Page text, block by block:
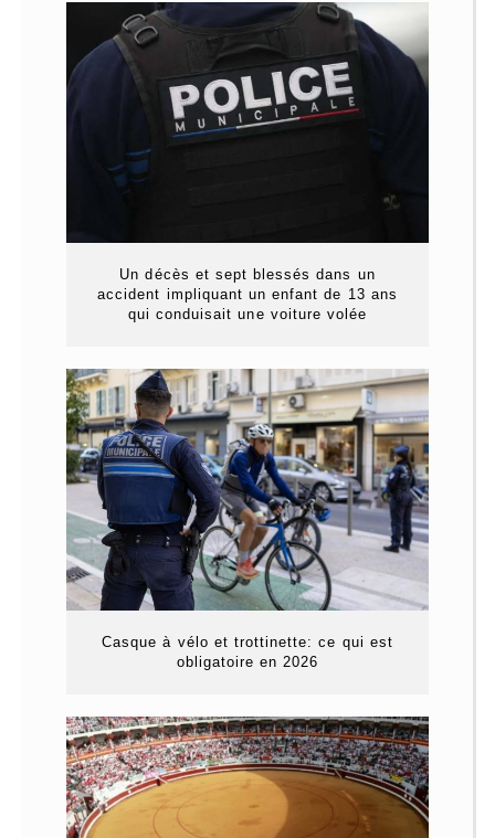
Un décès et sept blessés dans un
accident impliquant un enfant de 13 ans
qui conduisait une voiture volée
Casque à vélo et trottinette: ce qui est
obligatoire en 2026